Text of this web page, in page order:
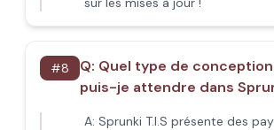
#8 Q: Quel type de
puis-je attendre dans
A: Sprunki T.I.S présente des